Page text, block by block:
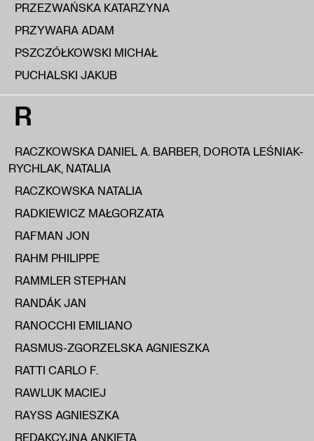
PRZEZWAŃSKA KATARZYNA
PRZYWARA ADAM
PSZCZÓŁKOWSKI MICHAŁ
PUCHALSKI JAKUB
R
RACZKOWSKA DANIEL A. BARBER, DOROTA LEŚNIAK-
RYCHLAK, NATALIA
RACZKOWSKA NATALIA
RADKIEWICZ MAŁGORZATA
RAFMAN JON
RAHM PHILIPPE
RAMMLER STEPHAN
RANDÁK JAN
RANOCCHI EMILIANO
RASMUS-ZGORZELSKA AGNIESZKA
RATTI CARLO F.
RAWLUK MACIEJ
RAYSS AGNIESZKA
REDAKCYJNA ANKIETA